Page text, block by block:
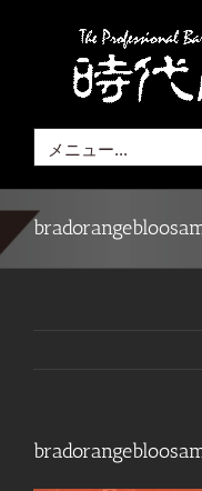
メニュー...